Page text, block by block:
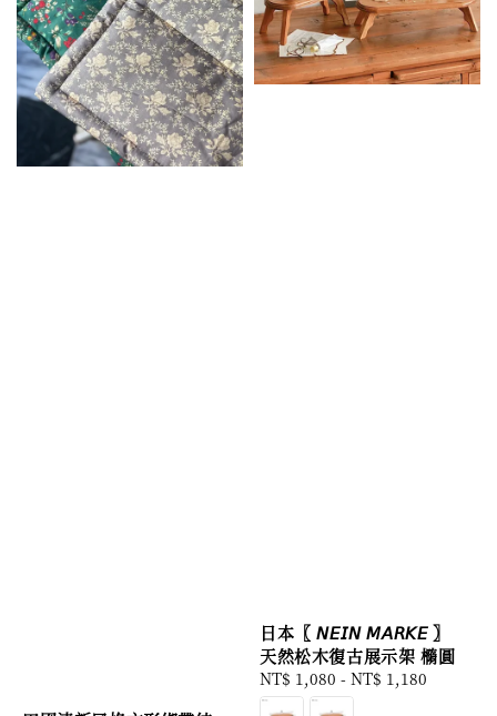
日本〖 𝘕𝘌𝘐𝘕 𝘔𝘈𝘙𝘒𝘌 〗
天然松木復古展示架 橢圓
Regular
price
NT$ 1,080 - NT$ 1,180